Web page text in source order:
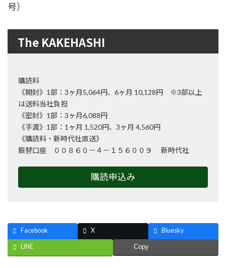
号）
The KAKEHASHI
購読料
《開封》1部：3ヶ月5,064円、6ヶ月 10,128円 ※3部以上
は送料当社負担
《密封》1部：3ヶ月6,088円
《手渡》1部：1ヶ月 1,520円、3ヶ月 4,560円
《購読料・新時代社直送》
振替口座 ００８６０－４－１５６００９ 新時代社
購読申込み
Facebook X Bluesky
LINE Copy